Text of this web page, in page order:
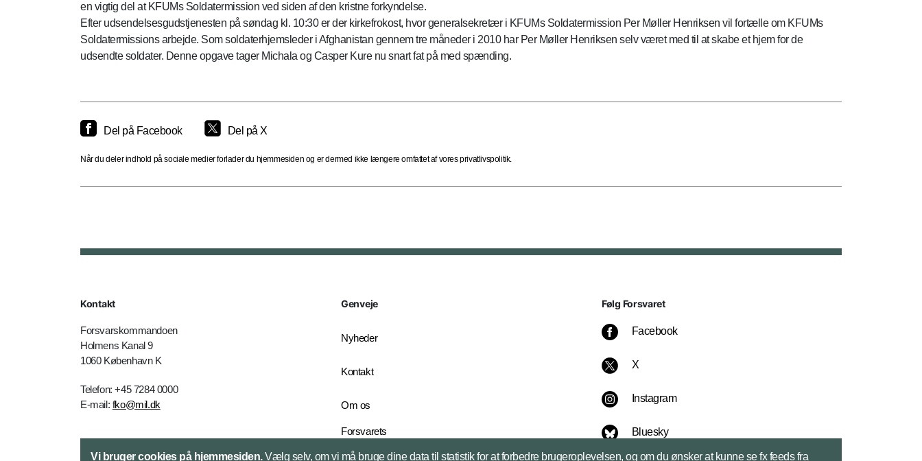
en vigtig del at KFUMs Soldatermission ved siden af den kristne forkyndelse.
Efter udsendelsesgudstjenesten på søndag kl. 10:30 er der kirkefrokost, hvor generalsekretær i KFUMs Soldatermission Per Møller Henriksen vil fortælle om KFUMs
Soldatermissions arbejde. Som soldaterhjemsleder i Afghanistan gennem tre måneder i 2010 har Per Møller Henriksen selv været med til at skabe et hjem for de
udsendte soldater. Denne opgave tager Michala og Casper Kure nu snart fat på med spænding.
Del på Facebook Del på X
Når du deler indhold på sociale medier forlader du hjemmesiden og er dermed ikke længere omfattet af vores privatlivspolitik.
Kontakt
Forsvarskommandoen
Holmens Kanal 9
1060 København K
Telefon: +45 7284 0000
E-mail: fko@mil.dk
Kontakt
Genveje
Nyheder
Kontakt
Om os
Forsvarets
Følg Forsvaret
Facebook
X
Instagram
Bluesky
Vi bruger cookies på hjemmesiden.Vælg selv, om vi må bruge dine data til statistik for at forbedre brugeroplevelsen, og om du ønsker at kunne se fx feeds fra